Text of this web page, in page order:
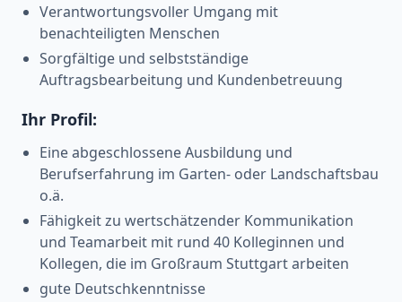
Verantwortungsvoller Umgang mit
benachteiligten Menschen
Sorgfältige und selbstständige
Auftragsbearbeitung und Kundenbetreuung
Ihr Profil:
Eine abgeschlossene Ausbildung und
Berufserfahrung im Garten- oder Landschaftsbau
o.ä.
Fähigkeit zu wertschätzender Kommunikation
und Teamarbeit mit rund 40 Kolleginnen und
Kollegen, die im Großraum Stuttgart arbeiten
gute Deutschkenntnisse